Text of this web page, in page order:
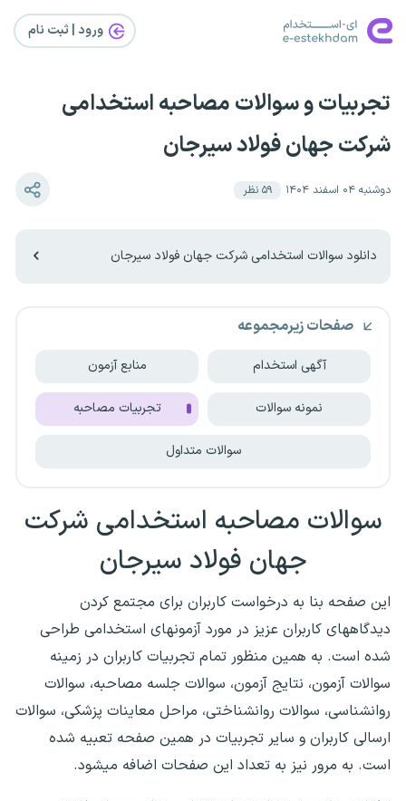
ورود | ثبت‌ نام
تجربیات و سوالات مصاحبه استخدامی
شرکت جهان فولاد سیرجان
دوشنبه ۰۴ اسفند ۱۴۰۴ ۵۹ نظر
دانلود سوالات استخدامی شرکت جهان فولاد سیرجان
صفحات زیرمجموعه
آگهی استخدام منابع آزمون
نمونه سوالات تجربیات مصاحبه
سوالات متداول
سوالات مصاحبه استخدامی شرکت
جهان فولاد سیرجان
این صفحه بنا به درخواست کاربران برای مجتمع کردن
دیدگاههای کاربران عزیز در مورد آزمونهای استخدامی طراحی
شده است. به همین منظور تمام تجربیات کاربران در زمینه
سوالات آزمون، نتایج آزمون، سوالات جلسه مصاحبه، سوالات
روانشناسی، سوالات روانشناختی، مراحل معاینات پزشکی، سوالات
ارسالی کاربران و سایر تجربیات در همین صفحه تعبیه شده
است. به مرور نیز به تعداد این صفحات اضافه میشود.